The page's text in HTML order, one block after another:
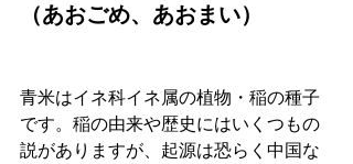
（あおごめ、あおまい）
青米はイネ科イネ属の植物・稲の種子
です。稲の由来や歴史にはいくつもの
説がありますが、起源は恐らく中国な